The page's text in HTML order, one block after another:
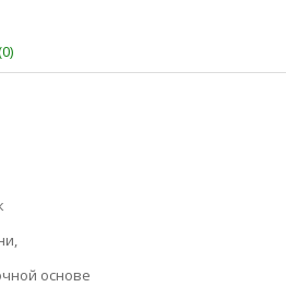
основе